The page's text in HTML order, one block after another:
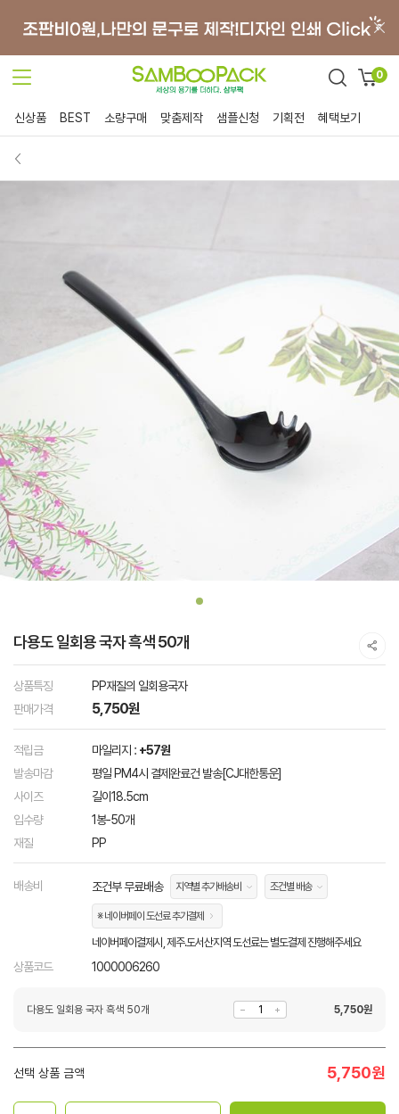
0
신상품 BEST 소량구매 맞춤제작 샘플신청 기획전 혜택보기
다용도 일회용 국자 흑색 50개
상품특징
PP재질의 일회용국자
판매가격
5,750원
적립금 마일리지 : +57원
발송마감
평일 PM4시 결제완료건 발송[CJ대한통운]
사이즈
길이18.5cm
입수량
1봉-50개
재질
PP
배송비 조건부 무료배송 지역별 추가배송비 조건별 배송
※ 네이버페이 도선료 추가결제
네이버페이결제시, 제주.도서산지역 도선료는 별도결제 진행해주세요
상품코드 1000006260
다용도 일회용 국자 흑색 50개 5,750원
선택 상품 금액 5,750원